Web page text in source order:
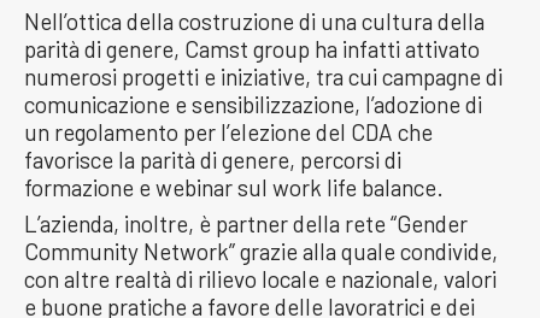
Nell’ottica della costruzione di una cultura della
parità di genere, Camst group ha infatti attivato
numerosi progetti e iniziative, tra cui campagne di
comunicazione e sensibilizzazione, l’adozione di
un regolamento per l’elezione del CDA che
favorisce la parità di genere, percorsi di
formazione e webinar sul work life balance.
L’azienda, inoltre, è partner della rete “Gender
Community Network” grazie alla quale condivide,
con altre realtà di rilievo locale e nazionale, valori
e buone pratiche a favore delle lavoratrici e dei